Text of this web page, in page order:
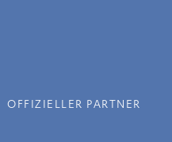
OFFIZIELLER PARTNER